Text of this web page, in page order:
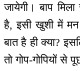
जायेगी। बाप
है, इसी खुशी में
बात है ही क्या?
तो गोप-गोपियों से